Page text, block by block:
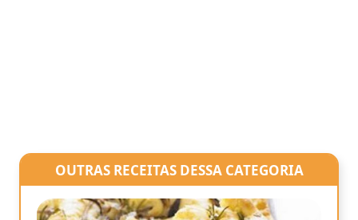
OUTRAS RECEITAS DESSA CATEGORIA